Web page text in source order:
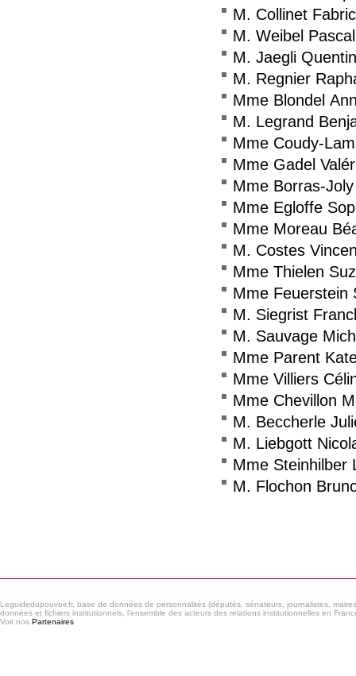
M. Collinet
M. Weibel Pascal
M. Jaegli Quentin
M. Regnier
Mme Blondel
M. Legrand
Mme Coudy-
Mme Gadel
Mme Borras-
Mme Egloffe
Mme Moreau
M. Costes
Mme Thielen
Mme Feuerstein
M. Siegrist
M. Sauvage
Mme Parent
Mme Villiers
Mme Chevillon
M. Beccherle
M. Liebgott
Mme Steinhilber
M. Flochon
Leguidedupouvoir.fr, base de données de personnalités (députés, sénateurs, journalistes,
données et fichiers institutionnels, l'ensemble des acteurs des relations institutionnelles en
Voir nos Partenaires